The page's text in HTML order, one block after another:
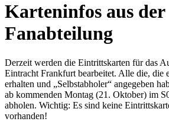
Karteninfos aus der
Fanabteilung
Derzeit werden die Eintrittskarten für das
Eintracht Frankfurt bearbeitet. Alle die, die
erhalten und „Selbstabholer“ angegeben
ab kommenden Montag (21. Oktober) im
abholen. Wichtig: Es sind keine
vorhanden!